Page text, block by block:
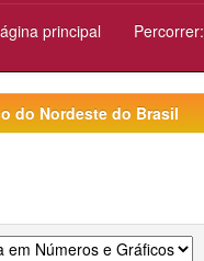
principal Percorrer:
do Nordeste do Brasil